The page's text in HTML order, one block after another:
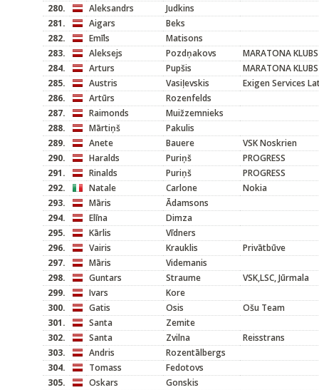
280.
Aleksandrs
Judkins
281.
Aigars
Beks
282.
Emīls
Matisons
283.
Aleksejs Pozdņakovs
MARATONA KLUBS
284.
Arturs Pupšis
MARATONA KLUBS
285.
Austris Vasiļevskis
Exigen Services
286.
Artūrs
Rozenfelds
287.
Raimonds
Muižzemnieks
288.
Mārtiņš
Pakulis
289.
Anete Bauere
VSK Noskrien
290.
Haralds Puriņš
PROGRESS
291.
Rinalds Puriņš
PROGRESS
292.
Natale Carlone
Nokia
293.
Māris
Ādamsons
294.
Elīna
Dimza
295.
Kārlis
Vīdners
296.
Vairis Krauklis
Privātbūve
297.
Māris
Videmanis
298.
Guntars Straume
VSK,LSC, Jūrmala
299.
Ivars
Kore
300.
Gatis Osis
Ošu Team
301.
Santa
Zemite
302.
Santa Zvilna
Reisstrans
303.
Andris
Rozentālbergs
304.
Tomass
Fedotovs
305.
Oskars
Gonskis